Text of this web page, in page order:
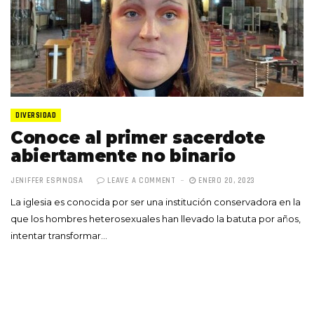
DIVERSIDAD
Conoce al primer sacerdote
abiertamente no binario
JENIFFER ESPINOSA LEAVE A COMMENT ENERO 20, 2023
La iglesia es conocida por ser una institución conservadora en la
que los hombres heterosexuales han llevado la batuta por años,
intentar transformar…